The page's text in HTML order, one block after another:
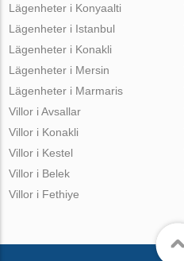
Lägenheter i Konyaalti
Lägenheter i Istanbul
Lägenheter i Konakli
Lägenheter i Mersin
Lägenheter i Marmaris
Villor i Avsallar
Villor i Konakli
Villor i Kestel
Villor i Belek
Villor i Fethiye